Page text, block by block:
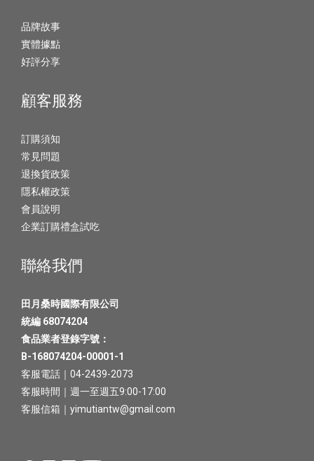
品牌故事
實體據點
好評分享
顧客服務
訂購須知
常見問題
退換貨政策
隱私權政策
會員說明
企業訂購禮盒試吃
聯絡我們
田月桑時國際有限公司
統編 68074204
食品業者登錄字號：
B-168074204-00001-1
客服電話｜04-2439-2073
客服時間｜週一至週五9:00-17:00
客服信箱｜yimutiantw@gmail.com